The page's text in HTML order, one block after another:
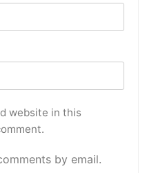
website in this
by email.